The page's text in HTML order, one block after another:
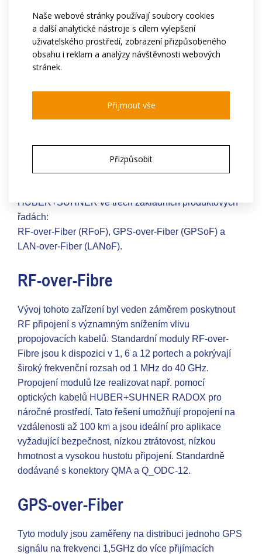
Naše webové stránky používají soubory cookies
a další analytické nástroje s cílem vylepšení
uživatelského prostředí, zobrazení přizpůsobeného
obsahu i reklam a analýzy návštěvnosti webových
stránek.
Přijmout vše
Přizpůsobit
infrastruktury
Cena a velikost kabelů - Kabely s optickými
vlákny představují zlomek velikosti a
hmotnosti ve srovnání s koaxiálními kabely;
jejich instalace a údržba jsou mnohem
jednodušší a méně nákladné. Kabely s
optickými vlákny jsou také ze své podstaty
náchylné ke korozi a dalším vlivům prostředí.
HUBER+SUHNER ve třech základních produktových
řadách:
RF-over-Fiber (RFoF), GPS-over-Fiber (GPSoF) a
LAN-over-Fiber (LANoF).
RF-over-Fibre
Vývoj tohoto zařízení byl veden záměrem poskytnout
RF připojení s významným snížením vlivu
propojovacích kabelů. Standardní moduly RF-over-
Fibre jsou k dispozici v 1, 6 a 12 portech a pokrývají
široký frekvenční rozsah od 1 MHz do 40 GHz.
Propojení modulů lze realizovat např. pomocí
optických kabelů HUBER+SUHNER RADOX pro
náročné prostředí. Tato řešení umožňují propojení na
vzdálenosti až 100 km a jsou ideální pro aplikace
vyžadující bezpečnost, nízkou ztrátovost, nízkou
hmotnost a vysokou hustotu připojení. Standardně
dodávané s konektory QMA a Q_ODC-12.
GPS-over-Fiber
Tyto moduly jsou zaměřeny na distribuci jednoho GPS
signálu na frekvenci 1,5GHz do více přijímacích